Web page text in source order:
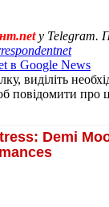
у Telegram.
в Google News
виділіть
повідомити про